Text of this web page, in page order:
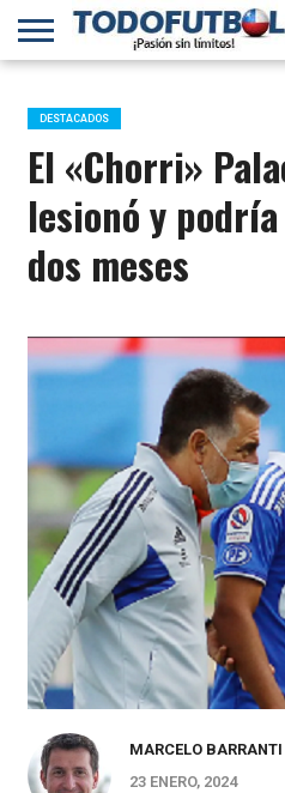
PRIMERA
B
SELECCIÓN
CHILENA
CHILENOS
EN EL
MUNDO
FÚTBOL
INTERNACIONAL
DESTACADOS
El «Chorri»
lesionó y
dos meses
MARCELO BARRANTI
23 ENERO, 2024